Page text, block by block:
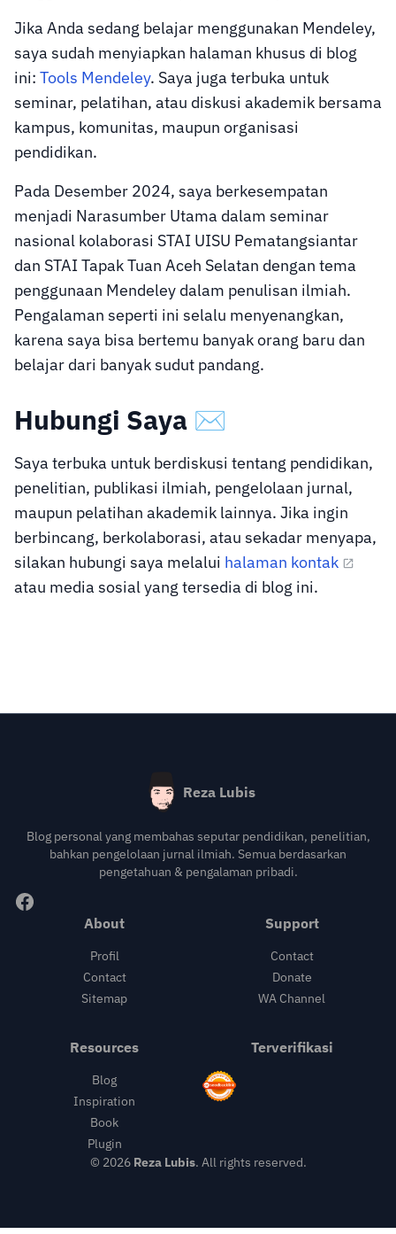
Jika Anda sedang belajar menggunakan Mendeley,
saya sudah menyiapkan halaman khusus di blog
ini: Tools Mendeley. Saya juga terbuka untuk
seminar, pelatihan, atau diskusi akademik bersama
kampus, komunitas, maupun organisasi
pendidikan.
Pada Desember 2024, saya berkesempatan
menjadi Narasumber Utama dalam seminar
nasional kolaborasi STAI UISU Pematangsiantar
dan STAI Tapak Tuan Aceh Selatan dengan tema
penggunaan Mendeley dalam penulisan ilmiah.
Pengalaman seperti ini selalu menyenangkan,
karena saya bisa bertemu banyak orang baru dan
belajar dari banyak sudut pandang.
Hubungi Saya ✉️
Saya terbuka untuk berdiskusi tentang pendidikan,
penelitian, publikasi ilmiah, pengelolaan jurnal,
maupun pelatihan akademik lainnya. Jika ingin
berbincang, berkolaborasi, atau sekadar menyapa,
silakan hubungi saya melalui halaman kontak
atau media sosial yang tersedia di blog ini.
Reza Lubis
Blog personal yang membahas seputar pendidikan, penelitian,
bahkan pengelolaan jurnal ilmiah. Semua berdasarkan
pengetahuan & pengalaman pribadi.
About
Profil
Contact
Sitemap
Support
Contact
Donate
WA Channel
Resources
Blog
Inspiration
Book
Plugin
Terverifikasi
© 2026 Reza Lubis. All rights reserved.